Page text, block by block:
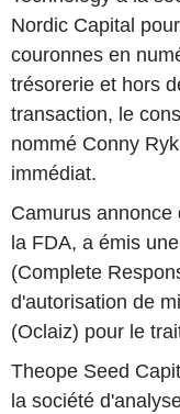
Nordic Capital
couronnes en
trésorerie et hors
transaction, le
nommé Conny
immédiat.
Camurus annonce
la FDA, a émis
(Complete
d'autorisation de
(Oclaiz) pour le
Theope Seed
la société